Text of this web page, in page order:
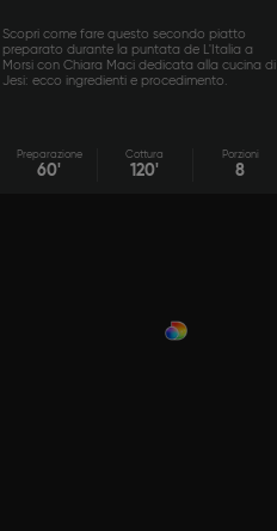
Scopri come fare questo secondo piatto
preparato durante la puntata de L'Italia a
Morsi con Chiara Maci dedicata alla cucina di
Jesi: ecco ingredienti e procedimento.
Preparazione
60'
Cottura
120'
Porzioni
8